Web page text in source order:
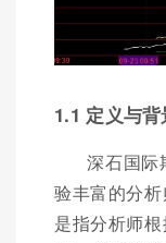
1.1 定义与背
深石国际
验丰富的分
是指分析师